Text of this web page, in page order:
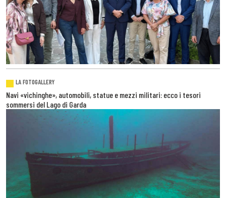
LA FOTOGALLERY
Navi «vichinghe», automobili, statue e mezzi militari: ecco i tesori
sommersi del Lago di Garda